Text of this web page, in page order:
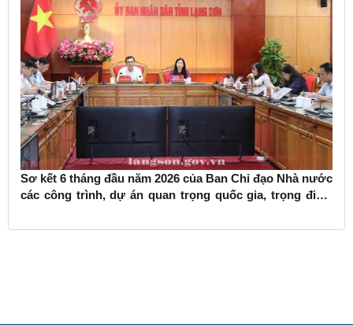
Sơ kết 6 tháng đầu năm 2026 của Ban Chỉ đạo Nhà nước
các công trình, dự án quan trọng quốc gia, trọng điểm